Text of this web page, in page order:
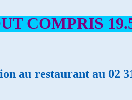
COMPRIS
au restaurant au 02